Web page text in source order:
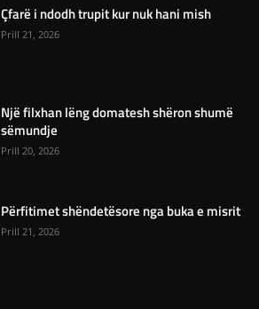
Çfarë i ndodh trupit kur nuk hani mish
Prill 21, 2026
Një filxhan lëng domatesh shëron shumë
sëmundje
Prill 20, 2026
Përfitimet shëndetësore nga buka e misrit
Prill 21, 2026